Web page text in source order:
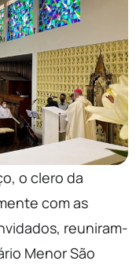
o clero da
com as
reuniram-
Menor São